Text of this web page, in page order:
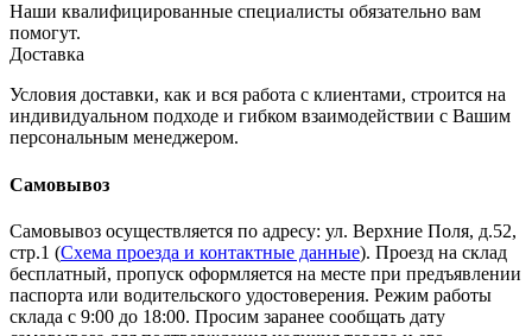
Наши квалифицированные специалисты обязательно вам
помогут.
Доставка
Условия доставки, как и вся работа с клиентами, строится на
индивидуальном подходе и гибком взаимодействии с Вашим
персональным менеджером.
Самовывоз
Самовывоз осуществляется по адресу: ул. Верхние Поля, д.52,
стр.1 (Схема проезда и контактные данные). Проезд на склад
бесплатный, пропуск оформляется на месте при предъявлении
паспорта или водительского удостоверения. Режим работы
склада с 9:00 до 18:00. Просим заранее сообщать дату